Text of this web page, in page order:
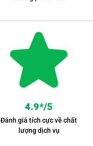
4.9*/5
Đánh giá tích cực về chất
lượng dịch vụ